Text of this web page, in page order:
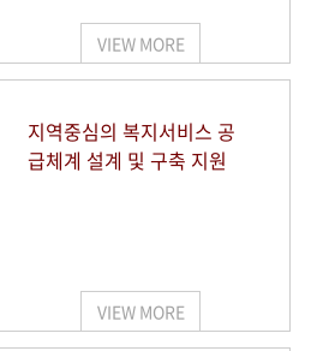
VIEW MORE
지역중심의 복지서비스 공
급체계 설계 및 구축 지원
VIEW MORE